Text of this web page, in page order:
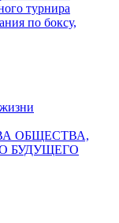
турнира
по боксу,
ОБЩЕСТВА,
БУДУЩЕГО